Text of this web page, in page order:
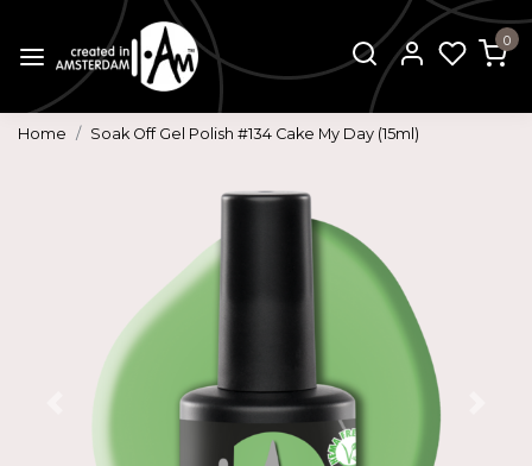
0
Home Soak Off Gel Polish #134 Cake My Day (15ml)